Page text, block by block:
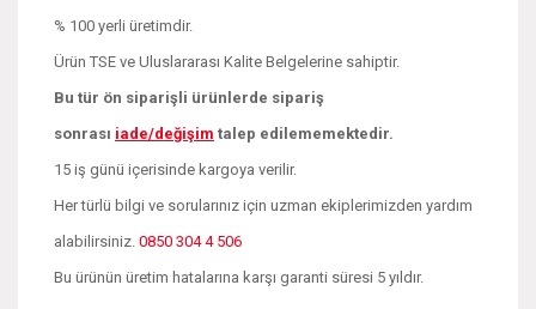
% 100 yerli üretimdir.
Ürün TSE ve Uluslararası Kalite Belgelerine sahiptir.
Bu tür ön siparişli ürünlerde sipariş
sonrası iade/değişim talep edilememektedir.
15 iş günü içerisinde kargoya verilir.
Her türlü bilgi ve sorularınız için uzman ekiplerimizden yardım
alabilirsiniz. 0850 304 4 506
Bu ürünün üretim hatalarına karşı garanti süresi 5 yıldır.